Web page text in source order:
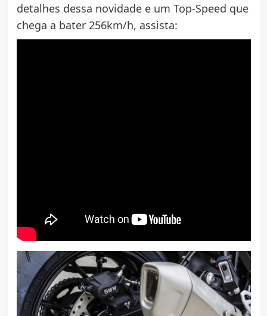
detalhes dessa novidade e um Top-Speed que
chega a bater 256km/h, assista: